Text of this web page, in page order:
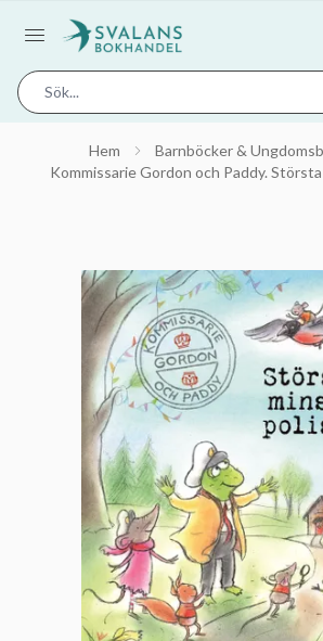
Hem
Barnböcker &
Kommissarie Gordon och Paddy.